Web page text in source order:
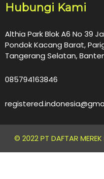
Hubungi Kami
Althia Park Blok A6 No 39
Pondok Kacang Barat,
Tangerang Selatan,
085794163846
© 2022 PT DAFTAR MEREK